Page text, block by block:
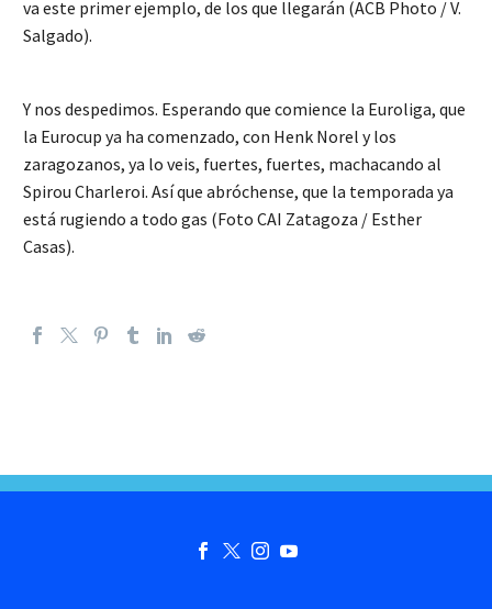
va este primer ejemplo, de los que llegarán (ACB Photo / V.
Salgado).
Y nos despedimos. Esperando que comience la Euroliga, que
la Eurocup ya ha comenzado, con Henk Norel y los
zaragozanos, ya lo veis, fuertes, fuertes, machacando al
Spirou Charleroi. Así que abróchense, que la temporada ya
está rugiendo a todo gas (Foto CAI Zatagoza / Esther
Casas).